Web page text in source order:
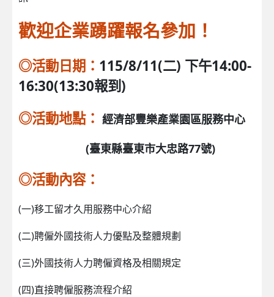
歡迎企業踴躍報名參加！
◎活動日期： 115/8/11(二) 下午14:00-
16:30(13:30報到)
◎活動地點： 經濟部豐樂產業園區服務中心
(臺東縣臺東市大忠路77號)
◎活動內容：
(一)移工留才久用服務中心介紹
(二)聘僱外國技術人力優點及整體規劃
(三)外國技術人力聘僱資格及相關規定
(四)直接聘僱服務流程介紹